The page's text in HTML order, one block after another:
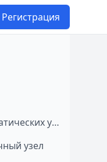
Регистрация
Топография лимфатических узлов легких и средостения / Картирование лимфатических узлов при раке легкого (перевод)
узел